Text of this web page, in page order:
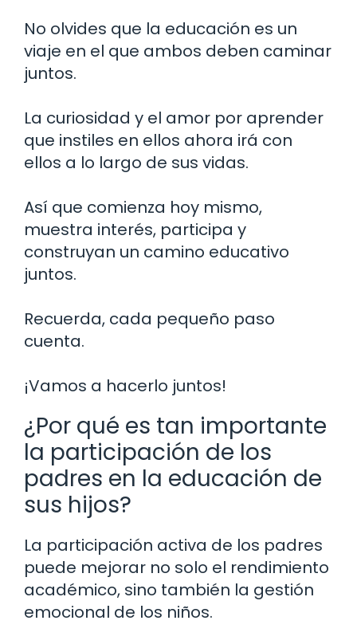
No olvides que la educación es un
viaje en el que ambos deben caminar
juntos.
La curiosidad y el amor por aprender
que instiles en ellos ahora irá con
ellos a lo largo de sus vidas.
Así que comienza hoy mismo,
muestra interés, participa y
construyan un camino educativo
juntos.
Recuerda, cada pequeño paso
cuenta.
¡Vamos a hacerlo juntos!
¿Por qué es tan importante
la participación de los
padres en la educación de
sus hijos?
La participación activa de los padres
puede mejorar no solo el rendimiento
académico, sino también la gestión
emocional de los niños.